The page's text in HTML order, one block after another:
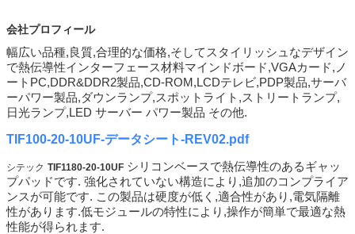
会社プロフィール
幅広い品種,良質,合理的な価格,そしてスタイリッシュなデザイン
で熱伝導性インターフェース材料マインドボード,VGAカード,ノ
ートPC,DDR&DDR2製品,CD-ROM,LCDテレビ,PDP製品,サーバ
ーパワー製品,ダウンランプ,スポットライト,ストリートランプ,
日光ランプ,LED サーバー パワー製品 その他.
TIF100-20-10UF-データシート-REV02.pdf
シテック TIF1180-20-10UF シリコンベースで熱伝導性のあるギャッ
プパッドです. 強化されていない構造により,追加のコンプライア
ンスが可能です. この製品は硬度が低く,適合性があり,電気隔離
性があります.低モジュールの特性により,操作が簡単で最適な熱
性能が得られます.